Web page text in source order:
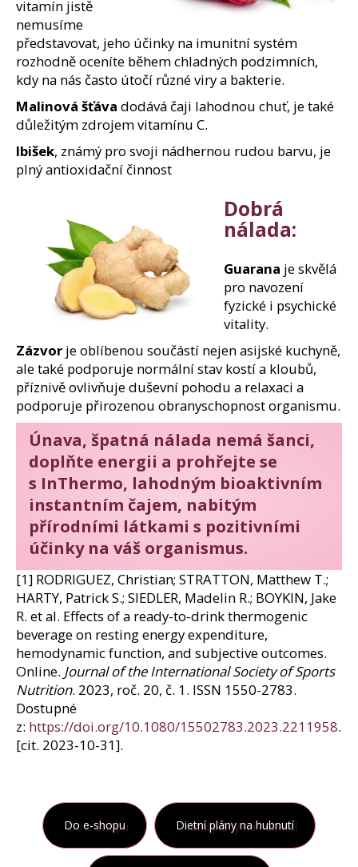
vitamín jistě
nemusíme
představovat, jeho účinky na imunitní systém
rozhodně oceníte během chladných podzimních,
kdy na nás často útočí různé viry a bakterie.
Malinová šťáva dodává čaji lahodnou chuť, je také
důležitým zdrojem vitamínu C.
Ibišek, známý pro svoji nádhernou rudou barvu, je
plný antioxidační činnost
Dobrá
nálada:
Guarana je skvělá
pro navození
fyzické i psychické
vitality.
Zázvor je oblíbenou součástí nejen asijské kuchyně,
ale také podporuje normální stav kostí a kloubů,
příznivě ovlivňuje duševní pohodu a relaxaci a
podporuje přirozenou obranyschopnost organismu.
Únava, špatná nálada nemá šanci,
doplňte energii a prohřejte se
s InThermo, lahodným bioaktivním
instantním čajem, nabitým
přírodními látkami s pozitivními
účinky na váš organismus.
[1] RODRIGUEZ, Christian; STRATTON, Matthew T.;
HARTY, Patrick S.; SIEDLER, Madelin R.; BOYKIN, Jake
R. et al. Effects of a ready-to-drink thermogenic
beverage on resting energy expenditure,
hemodynamic function, and subjective outcomes.
Online. Journal of the International Society of Sports
Nutrition. 2023, roč. 20, č. 1. ISSN 1550-2783.
Dostupné
z: https://doi.org/10.1080/15502783.2023.2211958.
[cit. 2023-10-31].
Do e-shopu Dietní plány na hubnutí